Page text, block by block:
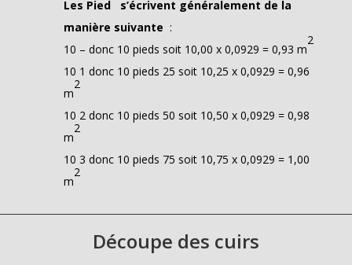
Les Pied
s’écrivent généralement de la
manière suivante :
10 – donc 10 pieds soit 10,00 x 0,0929 = 0,93 m
2
10 1 donc 10 pieds 25 soit 10,25 x 0,0929 = 0,96
m
2
10 2 donc 10 pieds 50 soit 10,50 x 0,0929 = 0,98
m
2
10 3 donc 10 pieds 75 soit 10,75 x 0,0929 = 1,00
m
2
Découpe des cuirs